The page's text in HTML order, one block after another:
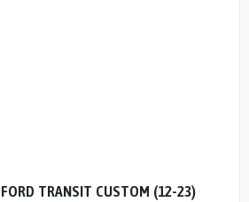
FORD TRANSIT CUSTOM (12-23)